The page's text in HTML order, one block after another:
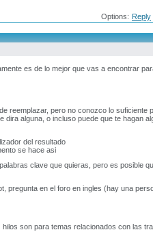
Options: Reply
es de lo mejor que vas a encontrar
reemplazar, pero no conozco lo suficiente
alguna, o incluso puede que te hagan
del resultado
se hace asi
clave que quieras, pero es posible
pregunta en el foro en ingles (hay una
son para temas relacionados con las